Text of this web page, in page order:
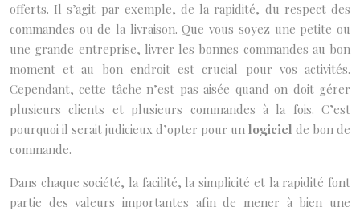
offerts. Il s’agit par exemple, de la rapidité, du respect des
commandes ou de la livraison. Que vous soyez une petite ou
une grande entreprise, livrer les bonnes commandes au bon
moment et au bon endroit est crucial pour vos activités.
Cependant, cette tâche n’est pas aisée quand on doit gérer
plusieurs clients et plusieurs commandes à la fois. C’est
pourquoi il serait judicieux d’opter pour un logiciel de bon de
commande.
Dans chaque société, la facilité, la simplicité et la rapidité font
partie des valeurs importantes afin de mener à bien une